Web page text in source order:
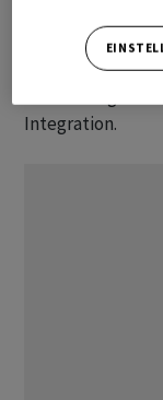
damit ein
Liontrust über
Integration.